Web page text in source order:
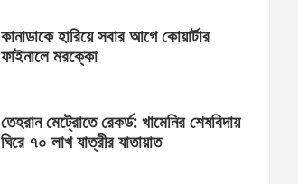
কানাডাকে হারিয়ে সবার আগে কোয়ার্টার
ফাইনালে মরক্কো
তেহরান মেট্রোতে রেকর্ড: খামেনির শেষবিদায়
ঘিরে ৭০ লাখ যাত্রীর যাতায়াত